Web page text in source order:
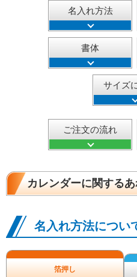
名入れ方法
書体
サイズ
ご注文の流れ
カレンダーに関する
名入れ方法につい
箔押し